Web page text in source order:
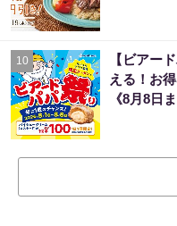
10
【ビアー
える！お
《8月8日